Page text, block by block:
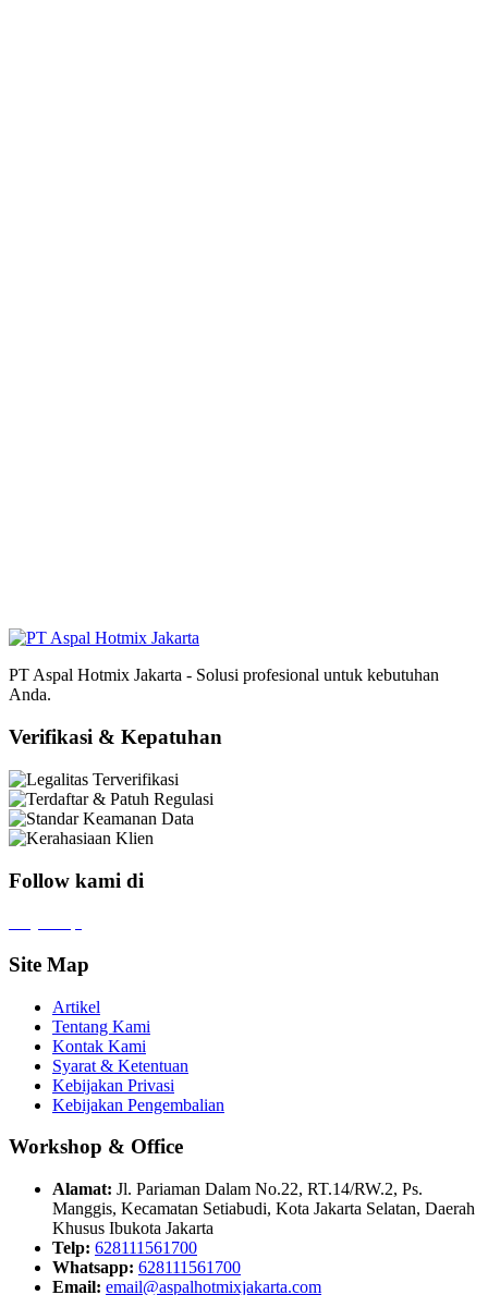
PT Aspal Hotmix Jakarta - Solusi profesional untuk kebutuhan
Anda.
Verifikasi & Kepatuhan
Follow kami di
Site Map
Artikel
Tentang Kami
Kontak Kami
Syarat & Ketentuan
Kebijakan Privasi
Kebijakan Pengembalian
Workshop & Office
Alamat: Jl. Pariaman Dalam No.22, RT.14/RW.2, Ps.
Manggis, Kecamatan Setiabudi, Kota Jakarta Selatan, Daerah
Khusus Ibukota Jakarta
Telp: 628111561700
Whatsapp: 628111561700
Email: email@aspalhotmixjakarta.com